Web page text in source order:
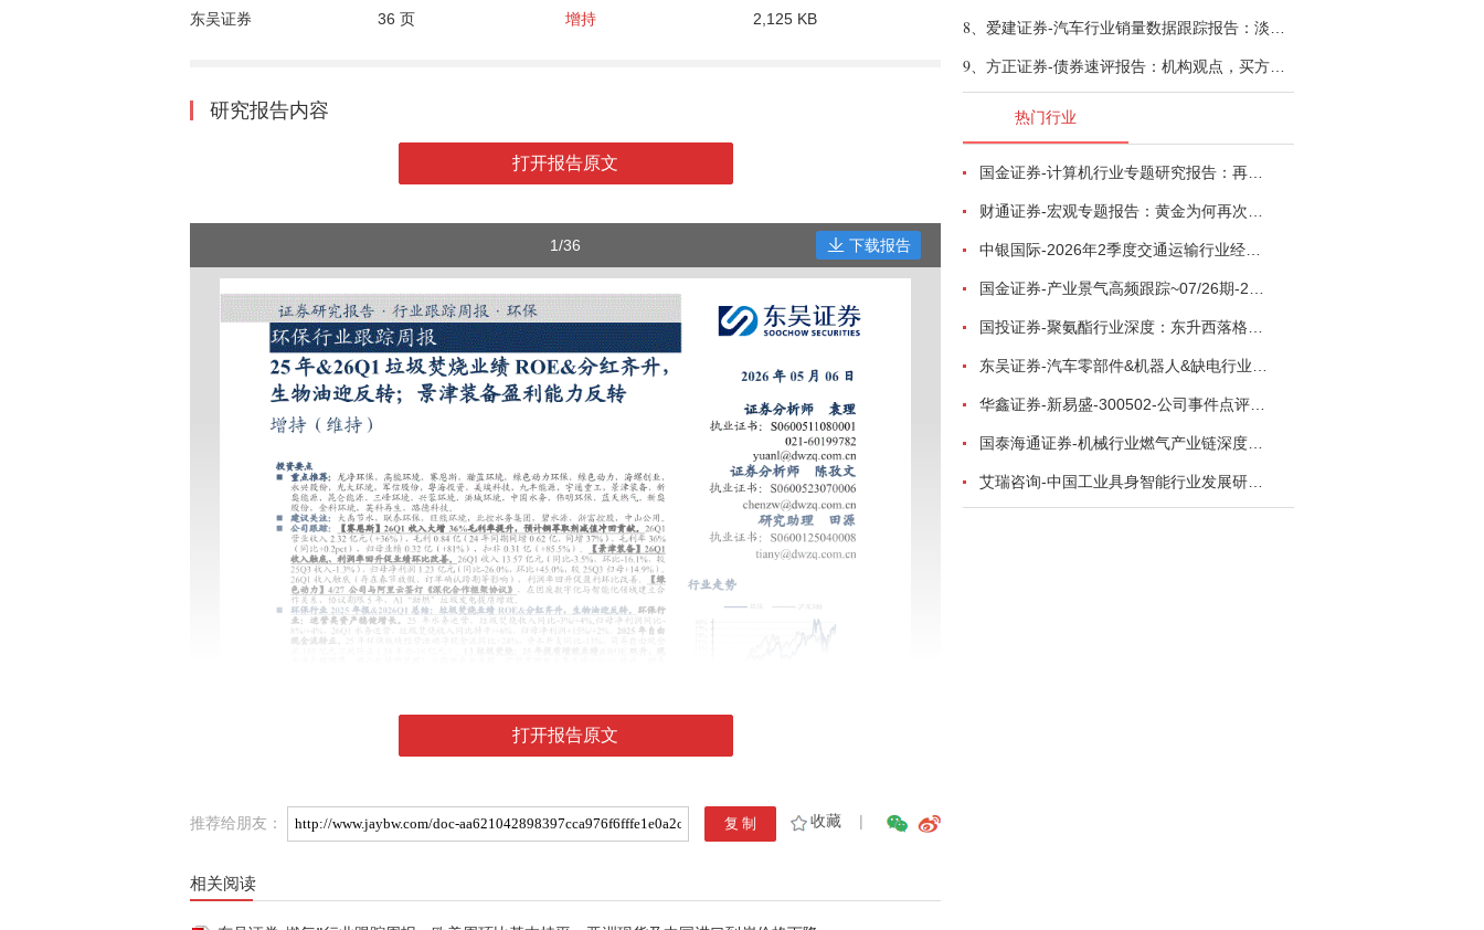
东吴证券 36 页 增持 2,125 KB
研究报告内容
打开报告原文
1/36 下载报告
打开报告原文
推荐给朋友： 收藏 |
相关阅读
8、
9、
热门行业